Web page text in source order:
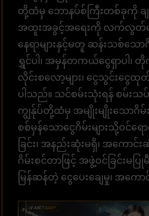
တို့ထံမှ ဘောနပ်စ်ကြီးတစ်ခုကို ခ
အထူးအခွင့်အရေးကို လက်လွတ်မ
နေရာများနှင့်မတူ ဆန်းသစ်သောဂိ
ရွှင်ပါ၊ အမှန်တကယ်ငွေရှာပါ၊
လိုင်းစလော့များ၊ ငွေသွင်းငွေထု
ပါသည်။ သင်စမ်းသုံးရန် စမ်းသပ်
ကျွန်ုပ်တို့ထံမှ အမျိုးမျိုးသောဂိမ်း
စစ်မှန်သောငွေဂိမ်းများသို့ဝင်ရ
ခြင်း၊ အနည်းဆုံးမရှိ၊ အကောင်
ဂိမ်းစင်တာဖြင့် အဖွဲ့ဝင်ခြင်းမ
မြန်ဆန်တဲ့ ငွေပေးချေမှု၊ အကော